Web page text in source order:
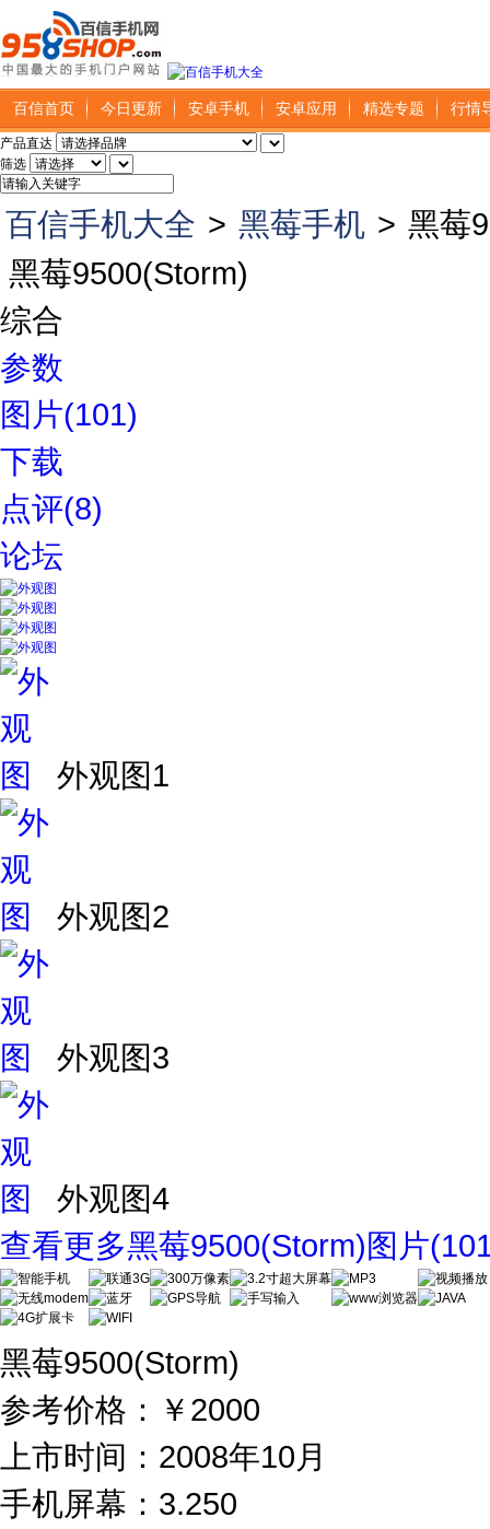
百信首页 今日更新 安卓手机 安卓应用 精选专题 行情
产品直达
筛选
百信手机大全 > 黑莓手机 > 黑莓
黑莓9500(Storm)
综合
参数
图片(101)
下载
点评(8)
论坛
外观图1
外观图2
外观图3
外观图4
查看更多黑莓9500(Storm)图片
黑莓9500(Storm)
参考价格： ￥2000
上市时间：2008年10月
手机屏幕：3.250